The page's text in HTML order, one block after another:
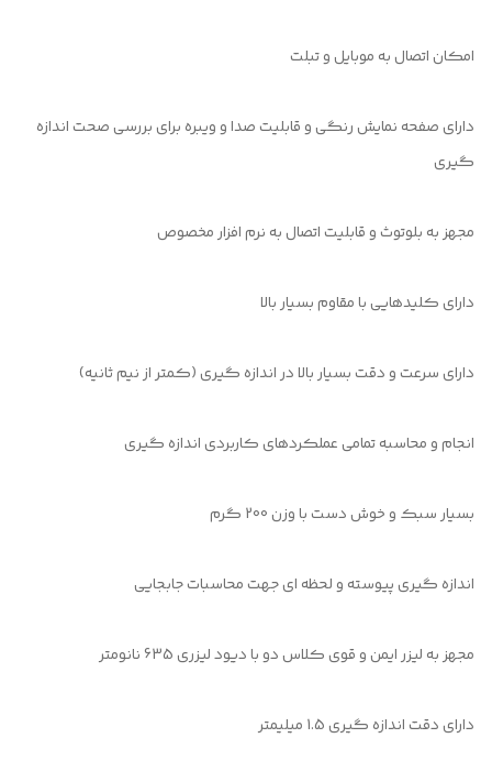
امکان اتصال به موبایل و تبلت
دارای صفحه نمایش رنگی و قابلیت صدا و ویبره برای بررسی صحت اندازه
گیری
مجهز به بلوتوث و قابلیت اتصال به نرم افزار مخصوص
دارای کلیدهایی با مقاوم بسیار بالا
دارای سرعت و دقت بسیار بالا در اندازه گیری (کمتر از نیم ثانیه)
انجام و محاسبه تمامی عملکردهای کاربردی اندازه گیری
بسیار سبک و خوش دست با وزن 200 گرم
اندازه گیری پیوسته و لحظه ای جهت محاسبات جابجایی
مجهز به لیزر ایمن و قوی کلاس دو با دیود لیزری 635 نانومتر
دارای دقت اندازه گیری 1.5 میلیمتر